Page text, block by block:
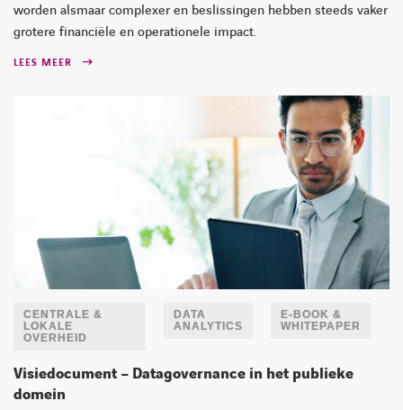
worden alsmaar complexer en beslissingen hebben steeds vaker
grotere financiële en operationele impact.
LEES MEER
CENTRALE &
LOKALE
OVERHEID
DATA
ANALYTICS
E-BOOK &
WHITEPAPER
Visiedocument – Datagovernance in het publieke
domein